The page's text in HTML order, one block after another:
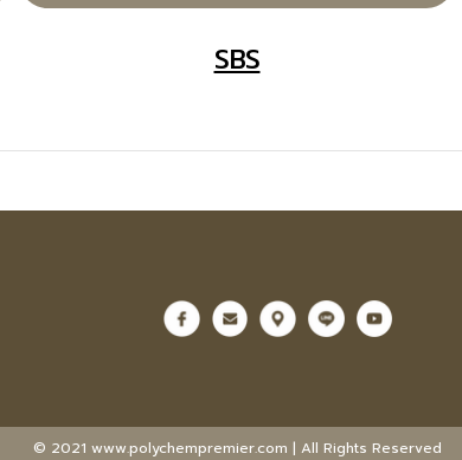
SBS
© 2021 www.polychempremier.com | All Rights Reserved